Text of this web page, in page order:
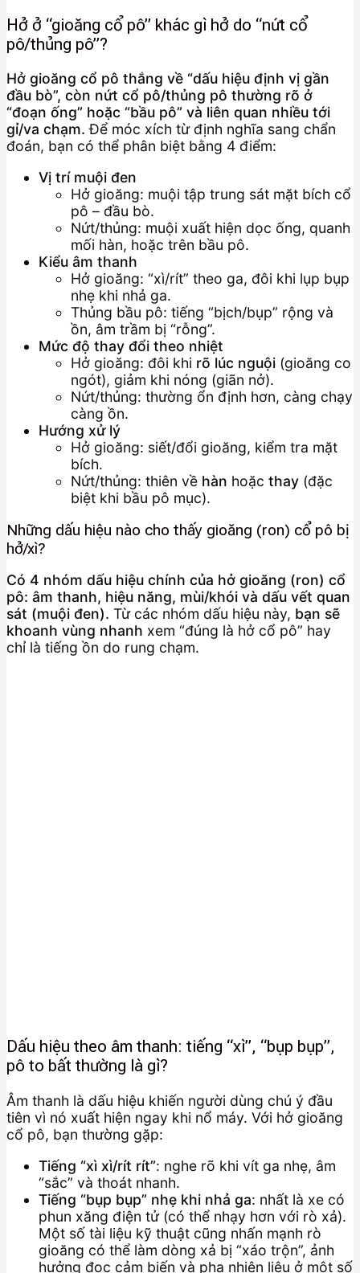
Hở ở “gioăng cổ pô” khác gì hở do “nứt cổ
pô/thủng pô”?
Hở gioăng cổ pô thắng về “dấu hiệu định vị gần
đầu bò”, còn nứt cổ pô/thủng pô thường rõ ở
“đoạn ống” hoặc “bầu pô” và liên quan nhiều tới
gỉ/va chạm. Để móc xích từ định nghĩa sang chẩn
đoán, bạn có thể phân biệt bằng 4 điểm:
Vị trí muội đen
Hở gioăng: muội tập trung sát mặt bích cổ
pô – đầu bò.
Nứt/thủng: muội xuất hiện dọc ống, quanh
mối hàn, hoặc trên bầu pô.
Kiểu âm thanh
Hở gioăng: “xì/rít” theo ga, đôi khi lụp bụp
nhẹ khi nhả ga.
Thủng bầu pô: tiếng “bịch/bụp” rộng và
ồn, âm trầm bị “rỗng”.
Mức độ thay đổi theo nhiệt
Hở gioăng: đôi khi rõ lúc nguội (gioăng co
ngót), giảm khi nóng (giãn nở).
Nứt/thủng: thường ổn định hơn, càng chạy
càng ồn.
Hướng xử lý
Hở gioăng: siết/đổi gioăng, kiểm tra mặt
bích.
Nứt/thủng: thiên về hàn hoặc thay (đặc
biệt khi bầu pô mục).
Những dấu hiệu nào cho thấy gioăng (ron) cổ pô bị
hở/xì?
Có 4 nhóm dấu hiệu chính của hở gioăng (ron) cổ
pô: âm thanh, hiệu năng, mùi/khói và dấu vết quan
sát (muội đen). Từ các nhóm dấu hiệu này, bạn sẽ
khoanh vùng nhanh xem “đúng là hở cổ pô” hay
chỉ là tiếng ồn do rung chạm.
Dấu hiệu theo âm thanh: tiếng “xì”, “bụp bụp”,
pô to bất thường là gì?
Âm thanh là dấu hiệu khiến người dùng chú ý đầu
tiên vì nó xuất hiện ngay khi nổ máy. Với hở gioăng
cổ pô, bạn thường gặp:
Tiếng “xì xì/rít rít”: nghe rõ khi vít ga nhẹ, âm
“sắc” và thoát nhanh.
Tiếng “bụp bụp” nhẹ khi nhả ga: nhất là xe có
phun xăng điện tử (có thể nhạy hơn với rò xả).
Một số tài liệu kỹ thuật cũng nhấn mạnh rò
gioăng có thể làm dòng xả bị “xáo trộn”, ảnh
hưởng đọc cảm biến và pha nhiên liệu ở một số